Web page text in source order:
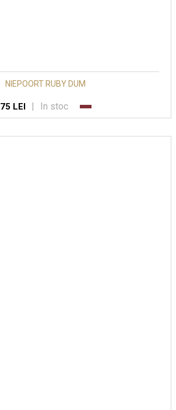
NIEPOORT RUBY DUM
75 LEI In stoc